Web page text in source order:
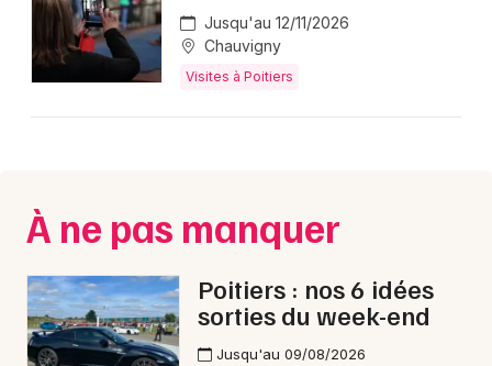
Jusqu'au 12/11/2026
Chauvigny
Visites à Poitiers
À ne pas manquer
Poitiers : nos 6 idées
sorties du week-end
Jusqu'au 09/08/2026